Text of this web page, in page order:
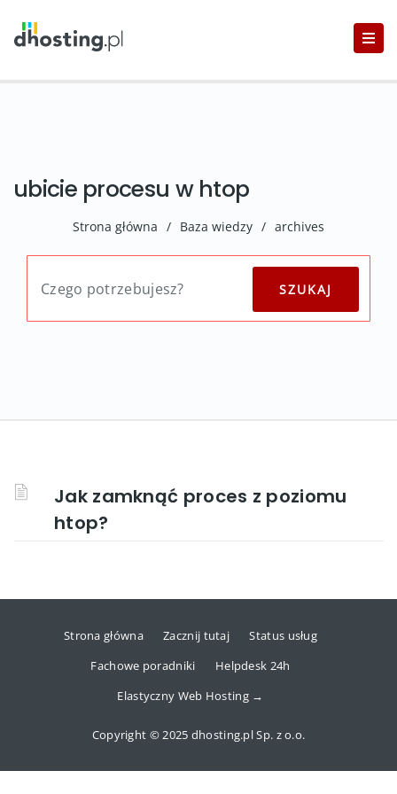
ubicie procesu w htop
Strona główna / Baza wiedzy / archives
Jak zamknąć proces z poziomu
htop?
Strona główna Zacznij tutaj
Status usług
Fachowe poradniki
Helpdesk 24h
Elastyczny Web Hosting →
Copyright © 2025 dhosting.pl Sp. z o.o.